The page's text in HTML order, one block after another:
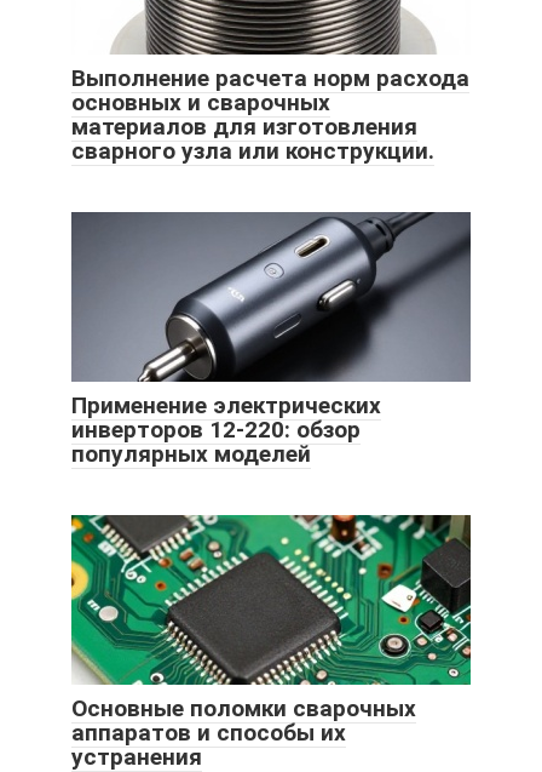
Выполнение расчета норм расхода
основных и сварочных
материалов для изготовления
сварного узла или конструкции.
Применение электрических
инверторов 12-220: обзор
популярных моделей
Основные поломки сварочных
аппаратов и способы их
устранения